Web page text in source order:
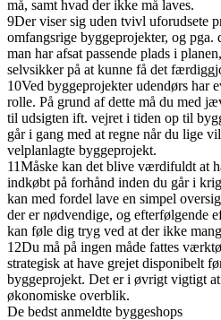
må, samt hvad der ikke må laves.
9Der viser sig uden tvivl uforudsete
omfangsrige byggeprojekter, og
man har afsat passende plads i
selvsikker på at kunne få det
10Ved byggeprojekter udendørs har
rolle. På grund af dette må du med
til udsigten ift. vejret i tiden op til
går i gang med at regne når du lige
velplanlagte byggeprojekt.
11Måske kan det blive værdifuldt at
indkøbt på forhånd inden du går i
kan med fordel lave en simpel
der er nødvendige, og efterfølgende
kan føle dig tryg ved at der ikke
12Du må på ingen måde fattes
strategisk at have grejet disponibelt
byggeprojekt. Det er i øvrigt vigtigt
økonomiske overblik.
De bedst anmeldte byggeshops